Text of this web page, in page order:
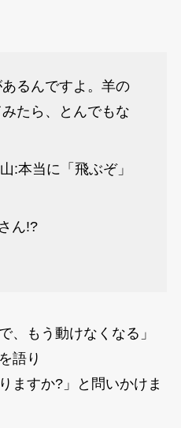
るんですよ。羊の
たら、とんでもな
:本当に「飛ぶぞ」
ん!?
、もう動けなくなる」
語り
ますか?」と問いかけま